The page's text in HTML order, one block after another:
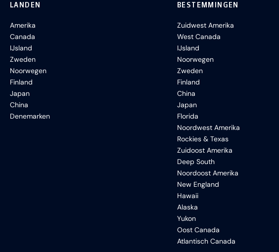
LANDEN
Amerika
Canada
IJsland
Zweden
Noorwegen
Finland
Japan
China
Denemarken
BESTEMMINGEN
Zuidwest Amerika
West Canada
IJsland
Noorwegen
Zweden
Finland
China
Japan
Florida
Noordwest Amerika
Rockies & Texas
Zuidoost Amerika
Deep South
Noordoost Amerika
New England
Hawaii
Alaska
Yukon
Oost Canada
Atlantisch Canada